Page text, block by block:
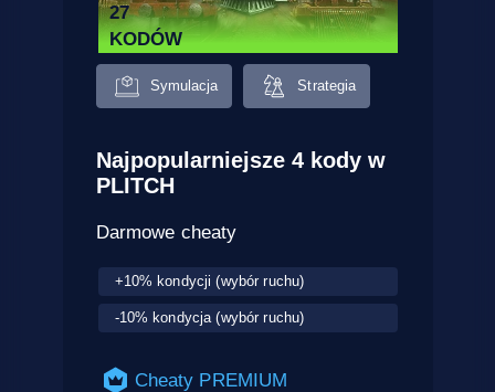
27
KODÓW
Symulacja Strategia
Najpopularniejsze 4 kody w
PLITCH
Darmowe cheaty
+10% kondycji (wybór ruchu)
-10% kondycja (wybór ruchu)
Cheaty PREMIUM